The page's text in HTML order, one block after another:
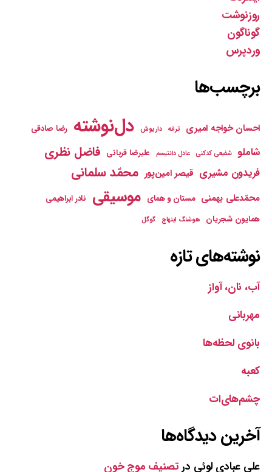
روزنوشت
گوناگون
وردپرس
برچسب‌ها
احسان خواجه امیری ترانه داریوش دل‌نوشته رضا صادقی
شاملو شفیعی کدکنی عادل دانتیسم علیرضا قربانی فاضل نظری
فریدون مشیری قیصر امین‌پور محمّد سلمانی
محمّدعلی بهمنی مستان و همای موسیقی نادر ابراهیمی
همایون شجریان
هوشنگ ابتهاج گوگل
نوشته‌های تازه
آب، نان، آواز
مهربانی
بانوی لحظه‌ها
کعبه
چشم‌های‌ات
آخرین دیدگاه‌ها
علی عبادی لوئی درتصنیف موج خون